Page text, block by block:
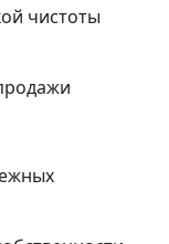
чистоты